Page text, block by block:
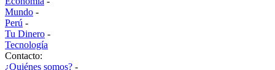
Mundo -
Perú -
Tu Dinero -
Tecnología
Contacto:
¿Quiénes somos? -